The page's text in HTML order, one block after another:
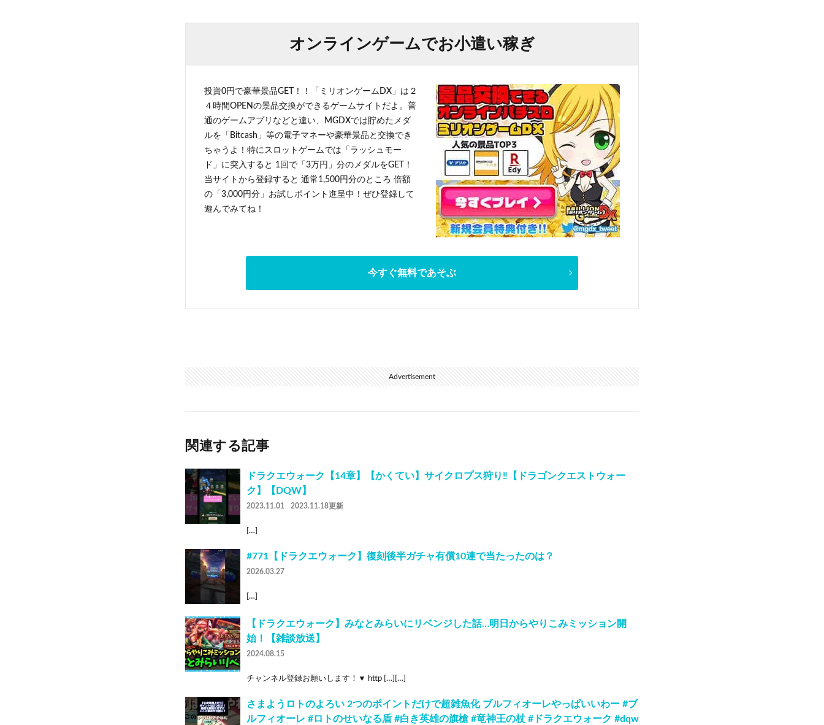
オンラインゲームでお小遣い稼ぎ
投資0円で豪華景品GET！！「ミリオンゲームDX」は２
４時間OPENの景品交換ができるゲームサイトだよ。普
通のゲームアプリなどと違い、MGDXでは貯めたメダ
ルを「Bitcash」等の電子マネーや豪華景品と交換でき
ちゃうよ！特にスロットゲームでは「ラッシュモー
ド」に突入すると 1回で「3万円」分のメダルをGET！
当サイトから登録すると 通常1,500円分のところ 倍額
の「3,000円分」お試しポイント進呈中！ぜひ登録して
遊んでみてね！
今すぐ無料であそぶ
Advertisement
関連する記事
ドラクエウォーク【14章】【かくてい】サイクロプス狩り‼️【ドラゴンクエストウォー
ク】【DQW】
2023.11.01 2023.11.18更新
[…]
#771【ドラクエウォーク】復刻後半ガチャ有償10連で当たったのは？
2026.03.27
[…]
【ドラクエウォーク】みなとみらいにリベンジした話…明日からやりこみミッション開
始！【雑談放送】
2024.08.15
チャンネル登録お願いします！▼ http […][…]
さまようロトのよろい 2つのポイントだけで超雑魚化 ブルフィオーレやっぱいいわー #ブ
ルフィオーレ #ロトのせいなる盾 #白き英雄の旗槍 #竜神王の杖 #ドラクエウォーク #dqw